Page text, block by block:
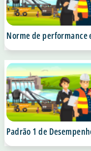
Norme de performance
Padrão 1 de